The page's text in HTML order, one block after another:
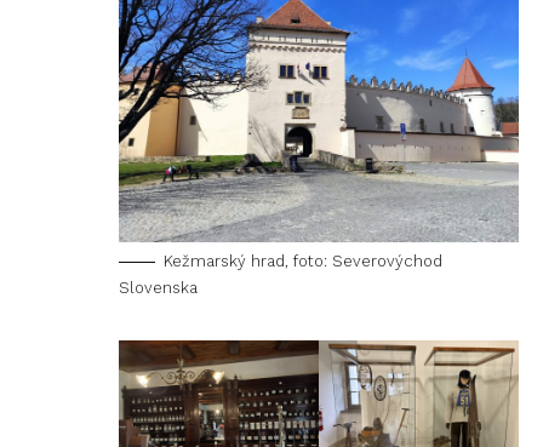
Kežmarský hrad, foto: Severovýchod
Slovenska